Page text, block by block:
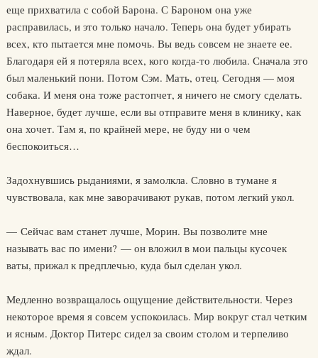
еще прихватила с собой Барона. С Бароном она уже
расправилась, и это только начало. Теперь она будет убирать
всех, кто пытается мне помочь. Вы ведь совсем не знаете ее.
Благодаря ей я потеряла всех, кого когда-то любила. Сначала это
был маленький пони. Потом Сэм. Мать, отец. Сегодня — моя
собака. И меня она тоже растопчет, я ничего не смогу сделать.
Наверное, будет лучше, если вы отправите меня в клинику, как
она хочет. Там я, по крайней мере, не буду ни о чем
беспокоиться…
Задохнувшись рыданиями, я замолкла. Словно в тумане я
чувствовала, как мне заворачивают рукав, потом легкий укол.
— Сейчас вам станет лучше, Морин. Вы позволите мне
называть вас по имени? — он вложил в мои пальцы кусочек
ваты, прижал к предплечью, куда был сделан укол.
Медленно возвращалось ощущение действительности. Через
некоторое время я совсем успокоилась. Мир вокруг стал четким
и ясным. Доктор Питерс сидел за своим столом и терпеливо
ждал.